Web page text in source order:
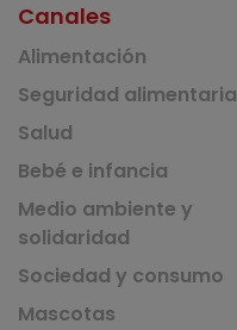
Canales
Alimentación
Seguridad alimentaria
Salud
Bebé e infancia
Medio ambiente y
solidaridad
Sociedad y consumo
Mascotas